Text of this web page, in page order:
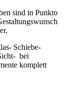
sind in Punkto
Schiebe-
bei
komplett